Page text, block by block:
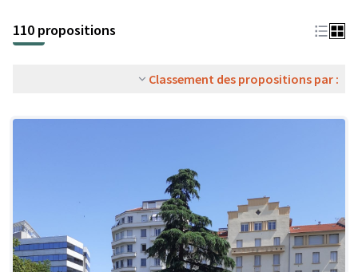
110 propositions
Classement des propositions par :